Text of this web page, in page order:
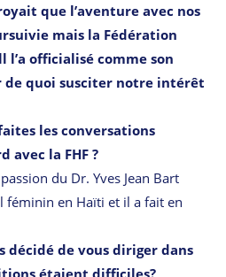
que l’aventure avec nos
mais la Fédération
officialisé comme son
de quoi susciter notre intérêt
les conversations
avec la FHF ?
du Dr. Yves Jean Bart
en Haïti et il a fait en
décidé de vous diriger dans
étaient difficiles?